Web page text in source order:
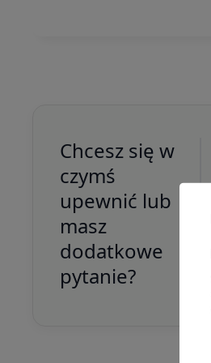
Chcesz się w
czymś
upewnić lub
masz
dodatkowe
pytanie?